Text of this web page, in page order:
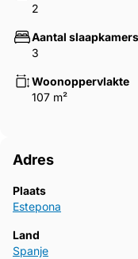
2
Aantal slaapkamers
3
Woonoppervlakte
107 m²
Adres
Plaats
Estepona
Land
Spanje